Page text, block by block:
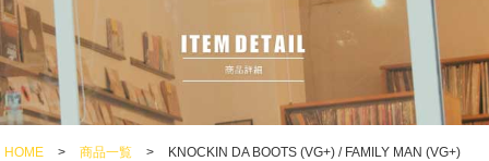
HOME > 商品一覧 > KNOCKIN DA BOOTS (VG+) / FAMILY MAN (VG+)